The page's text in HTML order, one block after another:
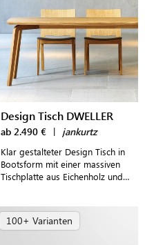
Design Tisch DWELLER
ab 2.490 € | jankurtz
Klar gestalteter Design Tisch in
Bootsform mit einer massiven
Tischplatte aus Eichenholz und
100+ Varianten